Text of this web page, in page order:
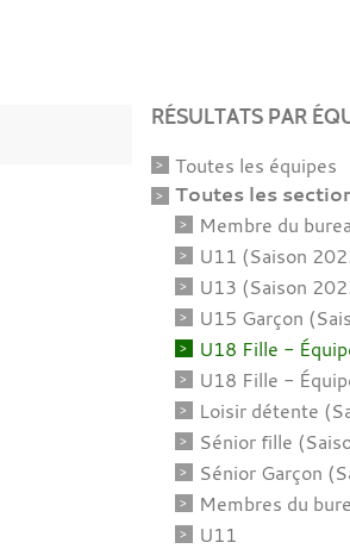
RÉSULTATS PAR
Toutes les équipes
Toutes les
Membre du
U11 (Saison
U13 (Saison
U15 Garçon
U18 Fille -
U18 Fille -
Loisir détente
Sénior fille
Sénior Garçon
Membres du
U11